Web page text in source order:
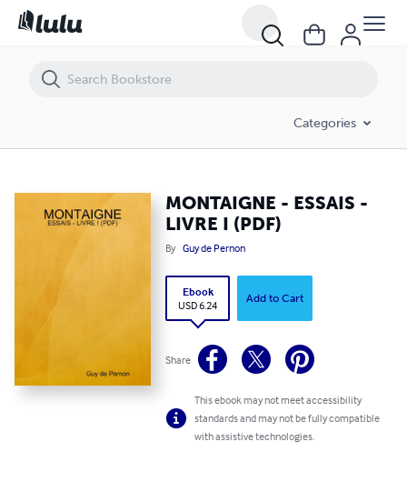
Categories
MONTAIGNE - ESSAIS -
LIVRE I (PDF)
By Guy de Pernon
Ebook
USD 6.24
Add to Cart
Share
This ebook may not meet accessibility
standards and may not be fully compatible
with assistive technologies.
MONTAIGNE - ESSAIS - LIVRE I (PDF)